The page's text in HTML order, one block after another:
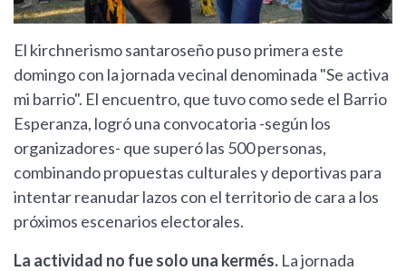
El kirchnerismo santaroseño puso primera este
domingo con la jornada vecinal denominada "Se activa
mi barrio". El encuentro, que tuvo como sede el Barrio
Esperanza, logró una convocatoria -según los
organizadores- que superó las 500 personas,
combinando propuestas culturales y deportivas para
intentar reanudar lazos con el territorio de cara a los
próximos escenarios electorales.
La actividad no fue solo una kermés. La jornada